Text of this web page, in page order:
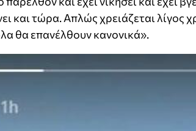
και τώρα. Απλώς χρειάζεται λίγος
θα επανέλθουν κανονικά».